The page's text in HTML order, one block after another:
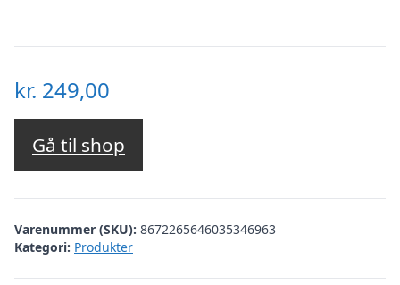
kr. 249,00
Gå til shop
Varenummer (SKU): 8672265646035346963
Kategori: Produkter